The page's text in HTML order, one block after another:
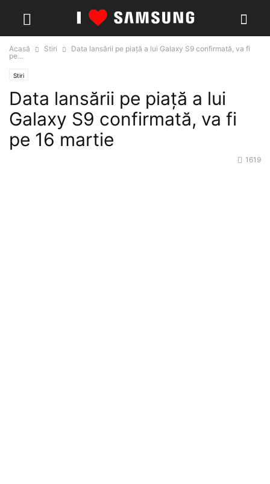
Acasă Stiri
Data lansării pe piață a lui Galaxy S9 confirmată, va fi
pe...
Stiri
Data lansării pe piață a lui
Galaxy S9 confirmată, va fi
pe 16 martie
1619